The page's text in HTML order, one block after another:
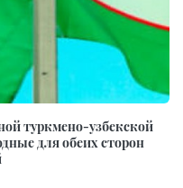
туркмено-узбекской
для обеих сторон